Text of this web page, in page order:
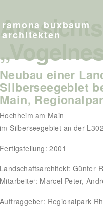
ramona buxbaum
architekten
Neubau einer
Silberseegebiet
Main,
Hochheim am Main
im Silberseegebiet an der
Fertigstellung: 2001
Landschaftsarchitekt: Günter
Mitarbeiter: Marcel Peter,
Auftraggeber: Regionalpark